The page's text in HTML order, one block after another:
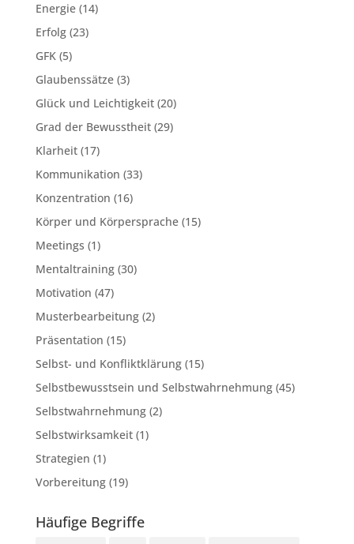
Energie(14)
Erfolg(23)
GFK(5)
Glaubenssätze(3)
Glück und Leichtigkeit(20)
Grad der Bewusstheit(29)
Klarheit(17)
Kommunikation (33)
Konzentration (16)
Körper und Körpersprache(15)
Meetings (1)
Mentaltraining(30)
Motivation (47)
Musterbearbeitung(2)
Präsentation (15)
Selbst- und Konfliktklärung(15)
Selbstbewusstsein und Selbstwahrnehmung(45)
Selbstwahrnehmung(2)
Selbstwirksamkeit(1)
Strategien (1)
Vorbereitung(19)
Häufige Begriffe